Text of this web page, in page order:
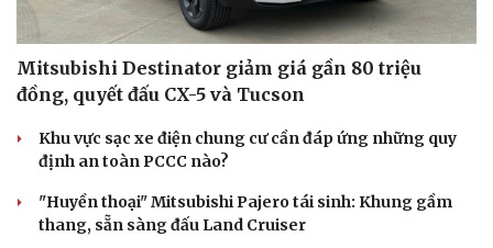
Mitsubishi Destinator giảm giá gần 80 triệu
đồng, quyết đấu CX-5 và Tucson
Khu vực sạc xe điện chung cư cần đáp ứng những quy
định an toàn PCCC nào?
"Huyền thoại" Mitsubishi Pajero tái sinh: Khung gầm
thang, sẵn sàng đấu Land Cruiser